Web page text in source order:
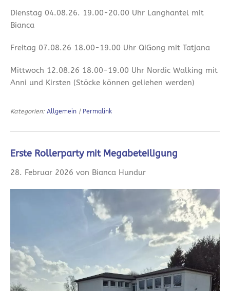
Dienstag 04.08.26. 19.00-20.00 Uhr Langhantel mit
Bianca
Freitag 07.08.26 18.00-19.00 Uhr QiGong mit Tatjana
Mittwoch 12.08.26 18.00-19.00 Uhr Nordic Walking mit
Anni und Kirsten (Stöcke können geliehen werden)
Kategorien: Allgemein | Permalink
Erste Rollerparty mit Megabeteiligung
28. Februar 2026 von Bianca Hundur